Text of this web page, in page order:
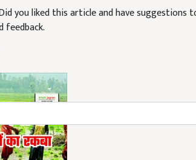
you liked this article and have suggestions
feedback.